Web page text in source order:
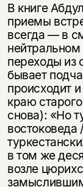
В книге
приемы
всегда — в
нейтральном
переходы из
бывает
происходит
краю
снова): «Но
в том же
возле